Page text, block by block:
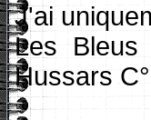
J'ai
Les
Hussars